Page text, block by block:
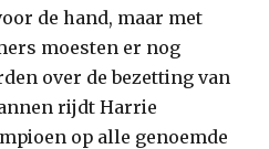
de hand, maar met
moesten er nog
over de bezetting van
rijdt Harrie
op alle genoemde